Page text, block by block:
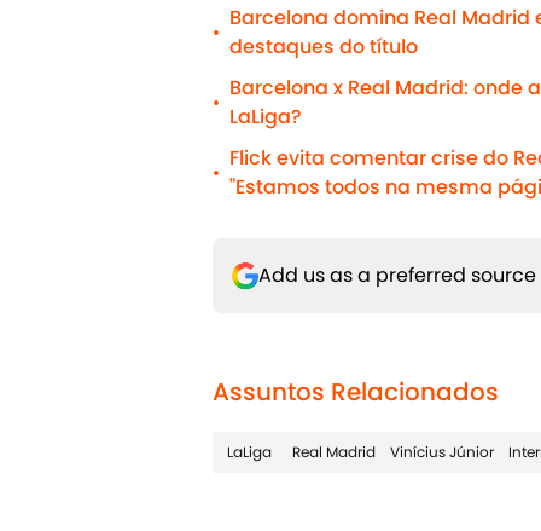
•
Barcelona domina Real
destaques do título
•
Barcelona x Real Madrid: onde
LaLiga?
•
Flick evita comentar crise do
"Estamos todos na mesma
Add us as a preferred
Assuntos Relacionados
LaLiga Real Madrid Vinícius Júnior